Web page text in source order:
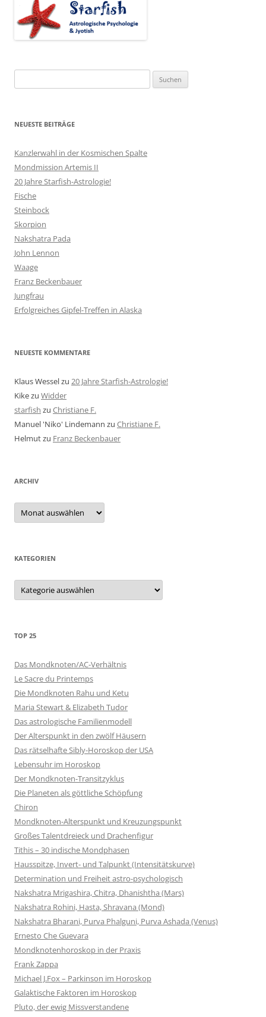
nach:
NEUESTE BEITRÄGE
Kanzlerwahl in der Kosmischen Spalte
Mondmission Artemis II
20 Jahre Starfish-Astrologie!
Fische
Steinbock
Skorpion
Nakshatra Pada
John Lennon
Waage
Franz Beckenbauer
Jungfrau
Erfolgreiches Gipfel-Treffen in Alaska
NEUESTE KOMMENTARE
Klaus Wesselzu 20 Jahre Starfish-Astrologie!
Kikezu Widder
starfish zu Christiane F.
Manuel 'Niko' Lindemann zu Christiane F.
Helmutzu Franz Beckenbauer
ARCHIV
Archiv
KATEGORIEN
Kategorien
TOP 25
Das Mondknoten/AC-Verhältnis
Le Sacre du Printemps
Die Mondknoten Rahu und Ketu
Maria Stewart & Elizabeth Tudor
Das astrologische Familienmodell
Der Alterspunkt in den zwölf Häusern
Das rätselhafte Sibly-Horoskop der USA
Lebensuhr im Horoskop
Der Mondknoten-Transitzyklus
Die Planeten als göttliche Schöpfung
Chiron
Mondknoten-Alterspunkt und Kreuzungspunkt
Großes Talentdreieck und Drachenfigur
Tithis – 30 indische Mondphasen
Hausspitze, Invert- und Talpunkt (Intensitätskurve)
Determination und Freiheit astro-psychologisch
Nakshatra Mrigashira, Chitra, Dhanishtha (Mars)
Nakshatra Rohini, Hasta, Shravana (Mond)
Nakshatra Bharani, Purva Phalguni, Purva Ashada (Venus)
Ernesto Che Guevara
Mondknotenhoroskop in der Praxis
Frank Zappa
Michael J.Fox – Parkinson im Horoskop
Galaktische Faktoren im Horoskop
Pluto, der ewig Missverstandene